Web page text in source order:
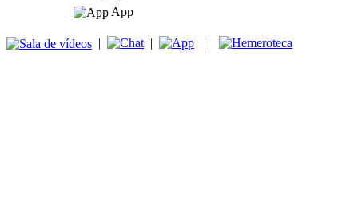
App
| | |